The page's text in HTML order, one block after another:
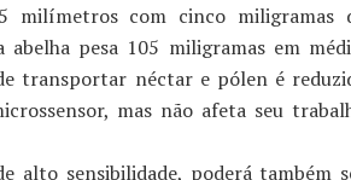
milímetros com cinco miligramas
abelha pesa 105 miligramas em
transportar néctar e pólen é
mas não afeta seu
alto sensibilidade, poderá também